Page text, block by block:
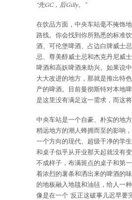
“先GC，后Gilly。”
在饮品方面，中央车站毫不掩饰
路线。你会找到你所熟悉的标准
酒、可伦堡啤酒、占边白牌威士
忌、尊美醇威士忌和杰克丹尼威
啤酒和高妖啤酒来助兴。如果说
大大改进的地方，那就是推出特
产的啤酒。目前曼彻斯特对本地
是这里没有满足这一需求，而这将
中央车站是一个自豪、朴实的地
稍远地方的潮人蜂拥而至的影响
一个方向的现代、超级干净的学
和桌子似乎从开业那天起就没有
不成样子，布满斑点的桌子和第
着浓烈的薯条和洒出来的啤酒的
的地板融入地毯和油毡，给人一
像是在一个 反正这破事儿迟早要